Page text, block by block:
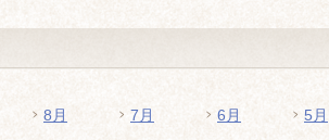
8月 7月 6月 5月